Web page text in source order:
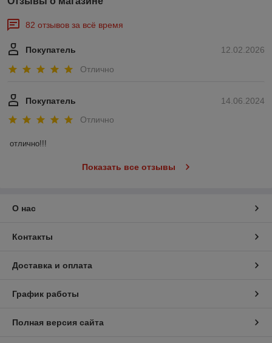
82 отзывов за всё время
12.02.2026
Покупатель
Отлично
14.06.2024
Покупатель
Отлично
отлично!!!
Показать все отзывы
О нас
Контакты
Доставка и оплата
График работы
Полная версия сайта